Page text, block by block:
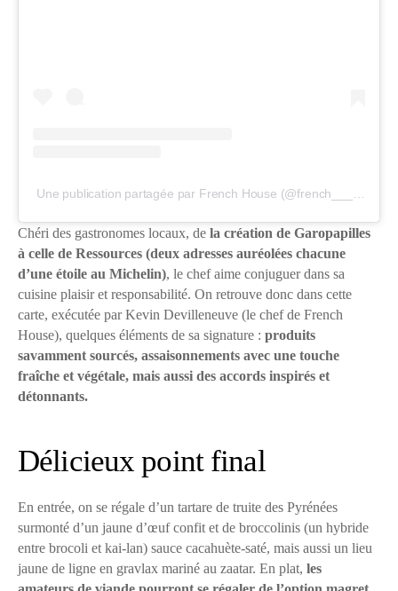
Chéri des gastronomes locaux, de la création de Garopapilles
à celle de Ressources (deux adresses auréolées chacune
d’une étoile au Michelin), le chef aime conjuguer dans sa
cuisine plaisir et responsabilité. On retrouve donc dans cette
carte, exécutée par Kevin Devilleneuve (le chef de French
House), quelques éléments de sa signature : produits
savamment sourcés, assaisonnements avec une touche
fraîche et végétale, mais aussi des accords inspirés et
détonnants.
Délicieux point final
En entrée, on se régale d’un tartare de truite des Pyrénées
surmonté d’un jaune d’œuf confit et de broccolinis (un hybride
entre brocoli et kai-lan) sauce cacahuète-saté, mais aussi un lieu
jaune de ligne en gravlax mariné au zaatar. En plat, les